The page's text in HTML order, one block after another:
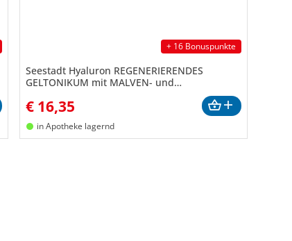
+ 16 Bonuspunkte
Seestadt Hyaluron REGENERIERENDES
GELTONIKUM mit MALVEN- und
€ 16,35
in Apotheke lagernd